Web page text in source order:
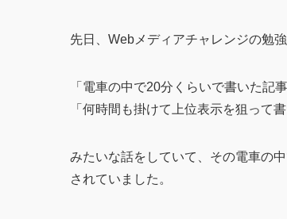
先日、Webメディアチャレンジの勉
「電車の中で20分くらいで書いた記
「何時間も掛けて上位表示を狙って
みたいな話をしていて、その電車の
されていました。